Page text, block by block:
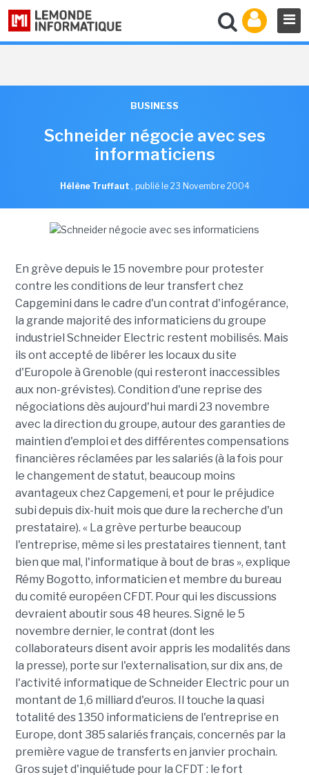
BUSINESS
Schneider négocie avec ses
informaticiens
Hélène Truffaut , publié le 23 Novembre 2004
En grève depuis le 15 novembre pour protester
contre les conditions de leur transfert chez
Capgemini dans le cadre d'un contrat d'infogérance,
la grande majorité des informaticiens du groupe
industriel Schneider Electric restent mobilisés. Mais
ils ont accepté de libérer les locaux du site
d'Europole à Grenoble (qui resteront inaccessibles
aux non-grévistes). Condition d'une reprise des
négociations dès aujourd'hui mardi 23 novembre
avec la direction du groupe, autour des garanties de
maintien d'emploi et des différentes compensations
financières réclamées par les salariés (à la fois pour
le changement de statut, beaucoup moins
avantageux chez Capgemeni, et pour le préjudice
subi depuis dix-huit mois que dure la recherche d'un
prestataire). « La grève perturbe beaucoup
l'entreprise, même si les prestataires tiennent, tant
bien que mal, l'informatique à bout de bras », explique
Rémy Bogotto, informaticien et membre du bureau
du comité européen CFDT. Pour qui les discussions
devraient aboutir sous 48 heures. Signé le 5
novembre dernier, le contrat (dont les
collaborateurs disent avoir appris les modalités dans
la presse), porte sur l'externalisation, sur dix ans, de
l'activité informatique de Schneider Electric pour un
montant de 1,6 milliard d'euros. Il touche la quasi
totalité des 1350 informaticiens de l'entreprise en
Europe, dont 385 salariés français, concernés par la
première vague de transferts en janvier prochain.
Gros sujet d'inquiétude pour la CFDT : le fort